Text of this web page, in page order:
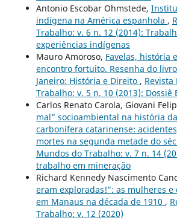
Antonio Escobar Ohmstede,
indígena na América espanhola ,
Trabalho: v. 6 n. 12 (2014):
experiências indígenas
Mauro Amoroso, Favelas, história
encontro fortuito. Resenha do
Janeiro: História e Direito ,
Trabalho: v. 5 n. 10 (2013): Dossiê
Carlos Renato Carola, Giovani
mal” socioambiental na história
carbonífera catarinense:
mortes na segunda metade do
Mundos do Trabalho: v. 7 n. 14
trabalho em mineração
Richard Kennedy Nascimento
eram exploradas!”: as mulheres
em Manaus na década de 1910 ,
Trabalho: v. 12 (2020)